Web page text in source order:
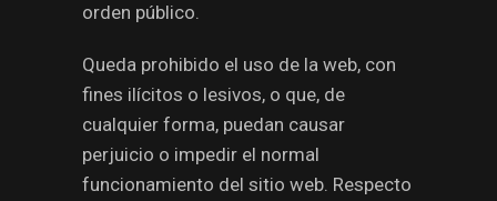
orden público.
Queda prohibido el uso de la web, con
fines ilícitos o lesivos, o que, de
cualquier forma, puedan causar
perjuicio o impedir el normal
funcionamiento del sitio web. Respecto